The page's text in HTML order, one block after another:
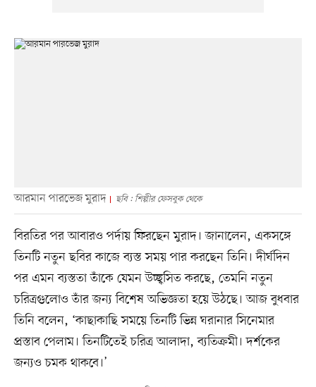
আরমান পারভেজ মুরাদ ছবি : শিল্পীর ফেসবুক থেকে
বিরতির পর আবারও পর্দায় ফিরছেন মুরাদ। জানালেন, একসঙ্গে
তিনটি নতুন ছবির কাজে ব্যস্ত সময় পার করছেন তিনি। দীর্ঘদিন
পর এমন ব্যস্ততা তাঁকে যেমন উচ্ছ্বসিত করছে, তেমনি নতুন
চরিত্রগুলোও তাঁর জন্য বিশেষ অভিজ্ঞতা হয়ে উঠছে। আজ বুধবার
তিনি বলেন, ‘কাছাকাছি সময়ে তিনটি ভিন্ন ঘরানার সিনেমার
প্রস্তাব পেলাম। তিনটিতেই চরিত্র আলাদা, ব্যতিক্রমী। দর্শকের
জন্যও চমক থাকবে।’